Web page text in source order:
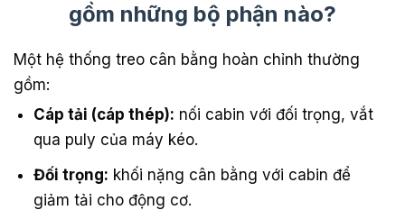
gồm những bộ phận nào?
Một hệ thống treo cân bằng hoàn chỉnh thường
gồm:
Cáp tải (cáp thép): nối cabin với đối trọng, vắt
qua puly của máy kéo.
Đối trọng: khối nặng cân bằng với cabin để
giảm tải cho động cơ.